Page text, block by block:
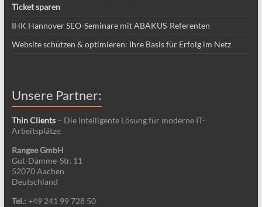
Ticket sparen
IHK Hannover SEO-Seminare mit ABAKUS-Referenten
Website schützen & optimieren: Ihre Basis für Erfolg im Netz
Unsere Partner:
Thin Clients – Die intelligente Lösung für moderne IT-
Arbeitsplätze.
Rangee GmbH
Gut-Dämme-Str. 11
52070 Aachen
Deutschland
Tel.: +49 241 99 728 50